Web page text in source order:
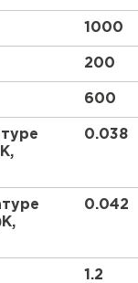
-
обработке,
к
9573-2012.
1000
200
600
0.038
0.042
1.2
ПЕРЕЙТИ
Утеплитель
Термит
Isotec
Ruspanel
Брит